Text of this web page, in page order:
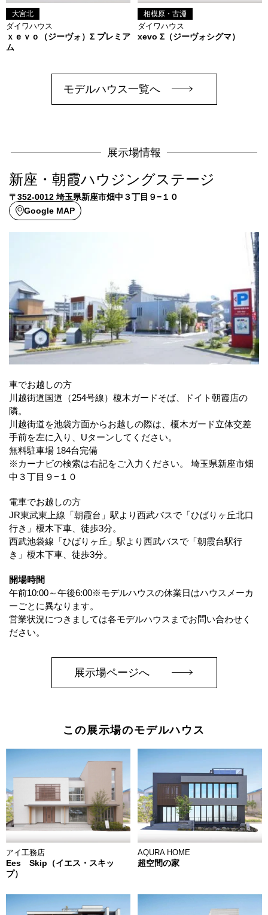
大宮北
ダイワハウス
ｘｅｖｏ（ジーヴォ）Σ プレミア
ム
相模原・古淵
ダイワハウス
xevo Σ（ジーヴォシグマ）
モデルハウス一覧へ
展示場情報
新座・朝霞ハウジングステージ
〒352-0012 埼玉県新座市畑中３丁目９−１０
Google MAP
車でお越しの方
川越街道国道（254号線）榎木ガードそば、ドイト朝霞店の
隣。
川越街道を池袋方面からお越しの際は、榎木ガード立体交差
手前を左に入り、Uターンしてください。
無料駐車場 184台完備
※カーナビの検索は右記をご入力ください。 埼玉県新座市畑
中３丁目９−１０
電車でお越しの方
JR東武東上線「朝霞台」駅より西武バスで「ひばりヶ丘北口
行き」榎木下車、徒歩3分。
西武池袋線「ひばりヶ丘」駅より西武バスで「朝霞台駅行
き」榎木下車、徒歩3分。
開場時間
午前10:00～午後6:00※モデルハウスの休業日はハウスメーカ
ーごとに異なります。
営業状況につきましては各モデルハウスまでお問い合わせく
ださい。
展示場ページへ
この展示場のモデルハウス
アイ工務店
Ees Skip（イエス・スキッ
プ）
AQURA HOME
超空間の家